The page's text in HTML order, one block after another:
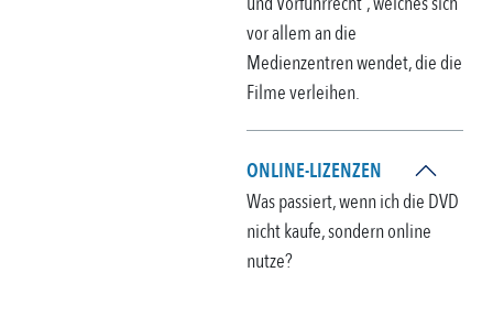
vor allem an die
Medienzentren wendet, die die
Filme verleihen.
ONLINE-LIZENZEN
Was passiert, wenn ich die DVD
nicht kaufe, sondern online
nutze?